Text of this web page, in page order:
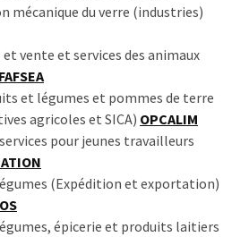
mécanique du verre (industries)
vente et services des animaux
FAFSEA
et légumes et pommes de terre
agricoles et SICA) OPCALIM
pour jeunes travailleurs
(Expédition et exportation)
épicerie et produits laitiers